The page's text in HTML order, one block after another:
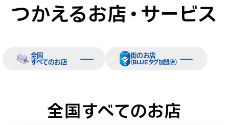
つかえるお店・サービス
全国
すべてのお店
街のお店
（BLUEタグ加盟店）
全国すべてのお店